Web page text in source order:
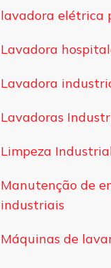
lavadora elétrica
Lavadora
Lavadora
Lavadoras
Limpeza
Manutenção de
industriais
Máquinas de